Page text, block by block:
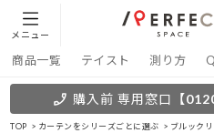
メニュー
商品一覧 テイスト 測り方
購入前 専用窓口 【
TOP カーテンをシリーズごとに選ぶ
ブルック